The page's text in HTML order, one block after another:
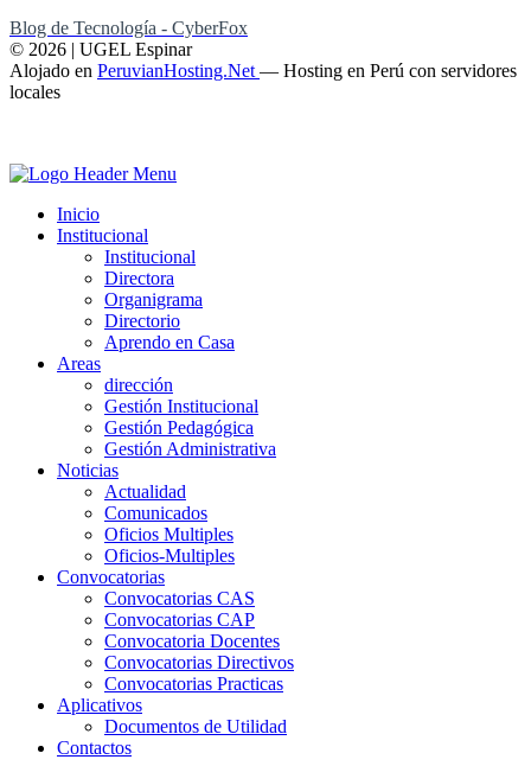
Blog de Tecnología - CyberFox
© 2026 | UGEL Espinar
Alojado en PeruvianHosting.Net — Hosting en Perú con servidores
locales
Inicio
Institucional
Institucional
Directora
Organigrama
Directorio
Aprendo en Casa
Areas
dirección
Gestión Institucional
Gestión Pedagógica
Gestión Administrativa
Noticias
Actualidad
Comunicados
Oficios Multiples
Oficios-Multiples
Convocatorias
Convocatorias CAS
Convocatorias CAP
Convocatoria Docentes
Convocatorias Directivos
Convocatorias Practicas
Aplicativos
Documentos de Utilidad
Contactos